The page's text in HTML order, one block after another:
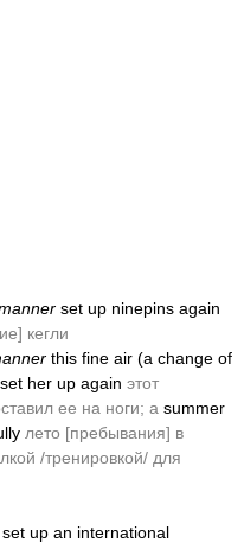
set up ninepins again
кегли
this fine air (a change of
set her up again этот
ее на ноги; а summer
лето [пребывания] в
/тренировкой/ для
set up an international